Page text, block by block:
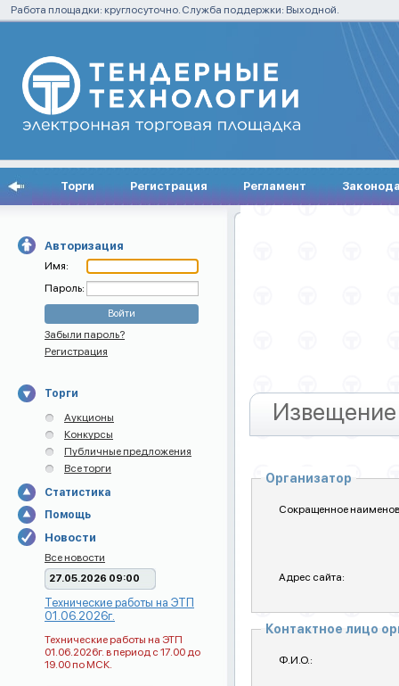
Работа площадки: круглосуточно. Служба поддержки: Выходной.
Торги Регистрация Регламент
Авторизация
Имя:
Пароль:
Забыли пароль?
Регистрация
Торги
Аукционы
Конкурсы
Публичные предложения
Все торги
Статистика
Помощь
Новости
Все новости
27.05.2026 09:00
Технические работы на ЭТП
01.06.2026г.
Технические работы на ЭТП
01.06.2026г. в период с 17.00 до
19.00 по МСК.
Организатор
Сокращенное
Адрес сайта:
Контактное лицо
Ф.И.О.: